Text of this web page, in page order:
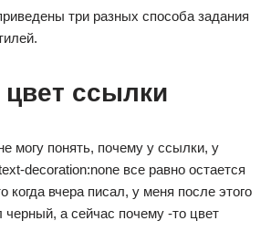
три разных способа задания
ссылки
могу понять, почему у ссылки, у
decoration:none все равно остается
когда вчера писал, у меня после этого
черный, а сейчас почему -то цвет